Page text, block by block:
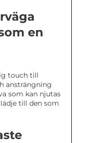
en
touch till
ansträngning
som kan njutas
till den som